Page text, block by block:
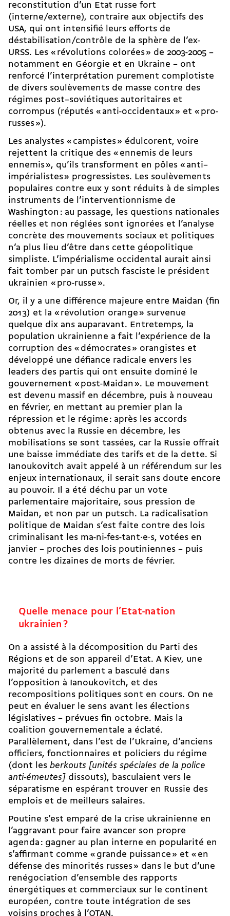
reconstitution d’un Etat russe fort
(interne/externe), contraire aux objectifs des
USA, qui ont intensifié leurs efforts de
déstabilisation/contrôle de la sphère de l’ex-
URSS. Les « révolutions colorées » de 2003-2005 –
notamment en Géorgie et en Ukraine – ont
renforcé l’interprétation purement complotiste
de divers soulèvements de masse contre des
régimes post–soviétiques autoritaires et
corrompus (réputés « anti-occidentaux » et « pro-
russes »).
Les analystes « campistes » édulcorent, voire
rejettent la critique des « ennemis de leurs
ennemis », qu’ils transforment en pôles « anti–
impérialistes » progressistes. Les soulèvements
populaires contre eux y sont réduits à de simples
instruments de l’interventionnisme de
Washington : au passage, les questions nationales
réelles et non réglées sont ignorées et l’analyse
concrète des mouvements sociaux et politiques
n’a plus lieu d’être dans cette géopolitique
simpliste. L’impérialisme occidental aurait ainsi
fait tomber par un putsch fasciste le président
ukrainien « pro-russe ».
Or, il y a une différence majeure entre Maidan (fin
2013) et la « révolution orange » survenue
quelque dix ans auparavant. Entretemps, la
population ukrainienne a fait l’expérience de la
corruption des « démocrates » orangistes et
développé une défiance radicale envers les
leaders des partis qui ont ensuite dominé le
gouvernement « post-Maidan ». Le mouvement
est devenu massif en décembre, puis à nouveau
en février, en mettant au premier plan la
répression et le régime : après les accords
obtenus avec la Russie en décembre, les
mobilisations se sont tassées, car la Russie offrait
une baisse immédiate des tarifs et de la dette. Si
Ianoukovitch avait appelé à un référendum sur les
enjeux internationaux, il serait sans doute encore
au pouvoir. Il a été déchu par un vote
parlementaire majoritaire, sous pression de
Maidan, et non par un putsch. La radicalisation
politique de Maidan s’est faite contre des lois
criminalisant les ma-ni-fes-tant·e·s, votées en
janvier – proches des lois poutiniennes – puis
contre les dizaines de morts de février.
Quelle menace pour l’Etat-nation
ukrainien ?
On a assisté à la décomposition du Parti des
Régions et de son appareil d’Etat. A Kiev, une
majorité du parlement a basculé dans
l’opposition à Ianoukovitch, et des
recompositions politiques sont en cours. On ne
peut en évaluer le sens avant les élections
législatives – prévues fin octobre. Mais la
coalition gouvernementale a éclaté.
Parallèlement, dans l’est de l’Ukraine, d’anciens
officiers, fonctionnaires et policiers du régime
(dont les berkouts [unités spéciales de la police
anti-émeutes] dissouts), basculaient vers le
séparatisme en espérant trouver en Russie des
emplois et de meilleurs salaires.
Poutine s’est emparé de la crise ukrainienne en
l’aggravant pour faire avancer son propre
agenda : gagner au plan interne en popularité en
s’affirmant comme « grande puissance » et « en
défense des minorités russes » dans le but d’une
renégociation d’ensemble des rapports
énergétiques et commerciaux sur le continent
européen, contre toute intégration de ses
voisins proches à l’OTAN.